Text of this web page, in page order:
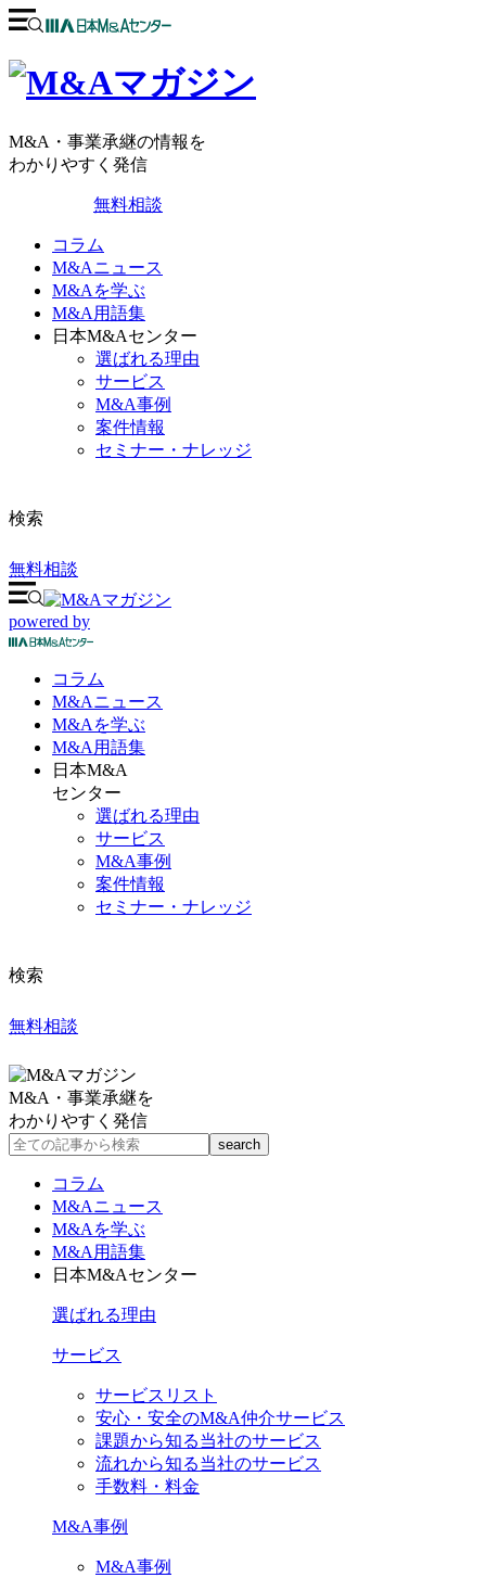
M&A・事業承継の情報を
わかりやすく発信
無料相談
コラム
M&Aニュース
M&Aを学ぶ
M&A用語集
日本M&Aセンター
選ばれる理由
サービス
M&A事例
案件情報
セミナー・ナレッジ
検索
無料相談
powered by
コラム
M&Aニュース
M&Aを学ぶ
M&A 用語集
日本M&A
センター
選ばれる理由
サービス
M&A事例
案件情報
セミナー・ナレッジ
検索
無料相談
M&A・事業承継を
わかりやすく発信
コラム
M&Aニュース
M&Aを学ぶ
M&A用語集
日本M&Aセンター
選ばれる理由
サービス
サービスリスト
安心・安全のM&A仲介サービス
課題から知る当社のサービス
流れから知る当社のサービス
手数料・料金
M&A事例
M&A事例